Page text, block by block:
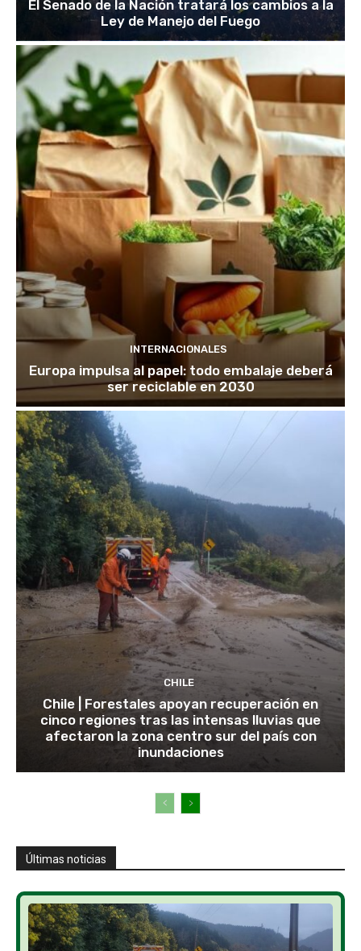
El Senado de la Nación tratará los cambios a la
Ley de Manejo del Fuego
INTERNACIONALES
Europa impulsa al papel: todo embalaje deberá
ser reciclable en 2030
CHILE
Chile | Forestales apoyan recuperación en
cinco regiones tras las intensas lluvias que
afectaron la zona centro sur del país con
inundaciones
Últimas noticias